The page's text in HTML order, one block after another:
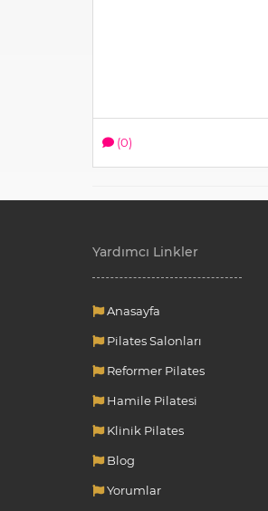
(0)
Yardımcı Linkler
Anasayfa
Pilates Salonları
Reformer Pilates
Hamile Pilatesi
Klinik Pilates
Blog
Yorumlar